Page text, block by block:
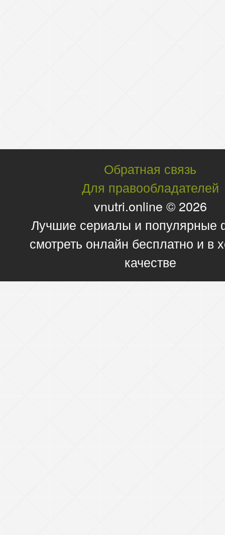
Обратная связь
Для правообладателей
vnutri.online © 2026
Лучшие сериалы и
смотреть онлайн бесплатно и в
качестве